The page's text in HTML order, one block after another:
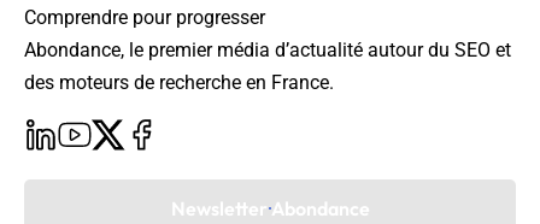
Comprendre pour progresser
Abondance, le premier média d’actualité autour du SEO et
des moteurs de recherche en France.
Newsletter Abondance